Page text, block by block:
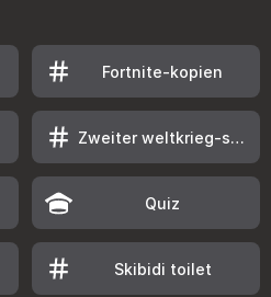
Fortnite-kopien
Zweiter weltkrieg-spiele
Quiz
Skibidi toilet